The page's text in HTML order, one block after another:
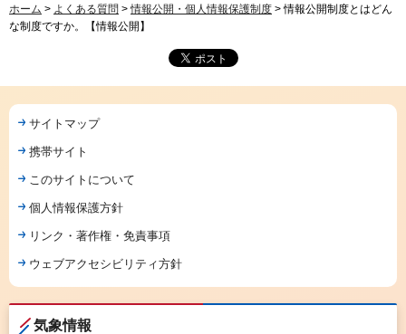
ホーム > よくある質問 >情報公開・個人情報保護制度 > 情報公開制度とはどん
な制度ですか。【情報公開】
サイトマップ
携帯サイト
このサイトについて
個人情報保護方針
リンク・著作権・免責事項
ウェブアクセシビリティ方針
気象情報